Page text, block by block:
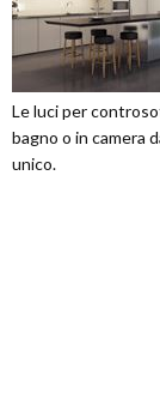
Le luci per
bagno o in camera
unico.